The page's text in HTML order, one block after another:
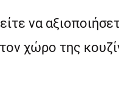
να
χώρο της